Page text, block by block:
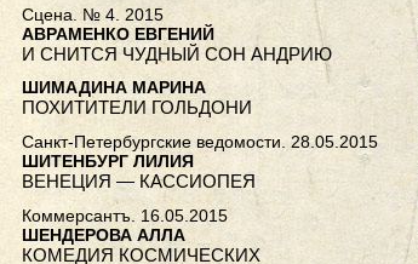
Сцена. № 4. 2015
АВРАМЕНКО ЕВГЕНИЙ
И СНИТСЯ ЧУДНЫЙ СОН АНДРИЮ
ШИМАДИНА МАРИНА
ПОХИТИТЕЛИ ГОЛЬДОНИ
Санкт-Петербургские ведомости. 28.05.2015
ШИТЕНБУРГ ЛИЛИЯ
ВЕНЕЦИЯ — КАССИОПЕЯ
Коммерсантъ. 16.05.2015
ШЕНДЕРОВА АЛЛА
КОМЕДИЯ КОСМИЧЕСКИХ